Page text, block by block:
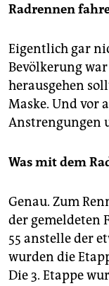
Radrennen
Eigentlich gar
Bevölkerung
herausgehen
Maske. Und vor
Anstrengungen
Was mit dem
Genau. Zum
der gemeldeten
55 anstelle der
wurden die
Die 3. Etappe